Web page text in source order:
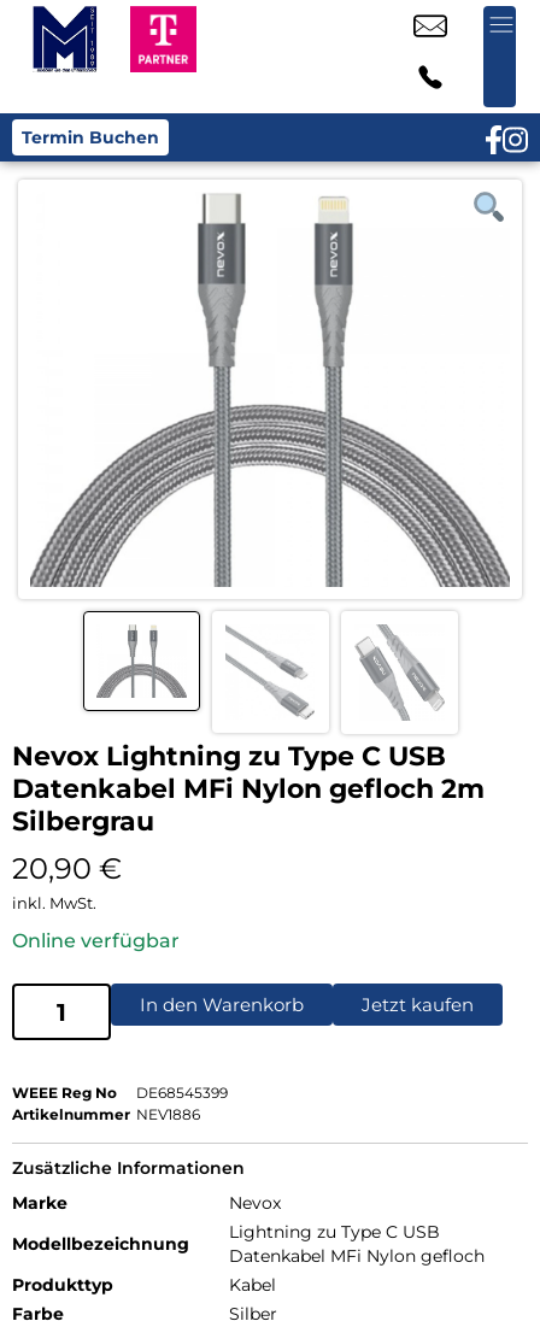
Termin Buchen
Nevox Lightning zu Type C USB
Datenkabel MFi Nylon gefloch 2m
Silbergrau
20,90 €
inkl. MwSt.
Online verfügbar
In den Warenkorb Jetzt kaufen
WEEE Reg No
DE68545399
Artikelnummer NEV1886
Zusätzliche Informationen
Marke
Nevox
Modellbezeichnung
Lightning zu Type C USB
Datenkabel MFi Nylon gefloch
Produkttyp
Kabel
Farbe
Silber